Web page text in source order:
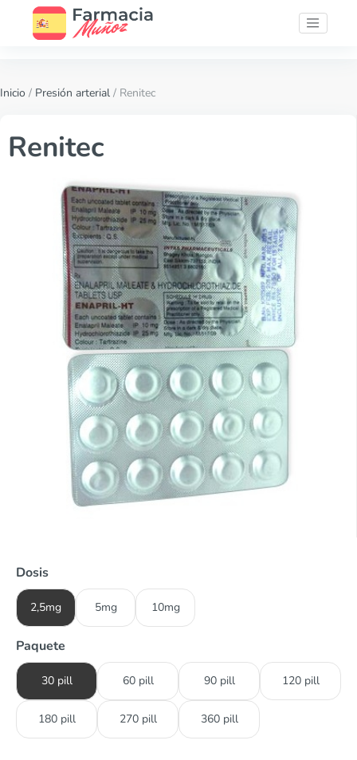
Inicio / Presión arterial / Renitec
Renitec
Dosis
2,5mg 5mg 10mg
Paquete
30 pill 60 pill 90 pill 120 pill
180 pill 270 pill 360 pill